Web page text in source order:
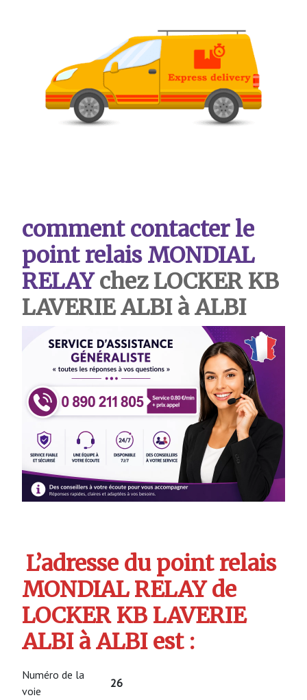
comment contacter le
point relais MONDIAL
RELAYchez LOCKER KB
LAVERIE ALBI à ALBI
L’adresse du point relais
MONDIAL RELAY de
LOCKER KB LAVERIE
ALBI à ALBI est :
Numéro de la
voie
26